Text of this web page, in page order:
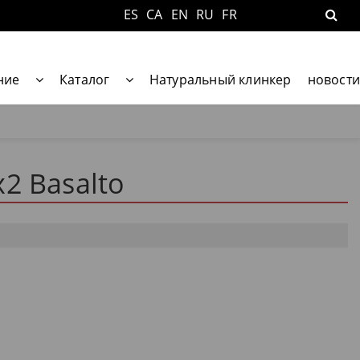
ES CA EN RU FR
Каталог Натуральный клинкер новости
Basalto